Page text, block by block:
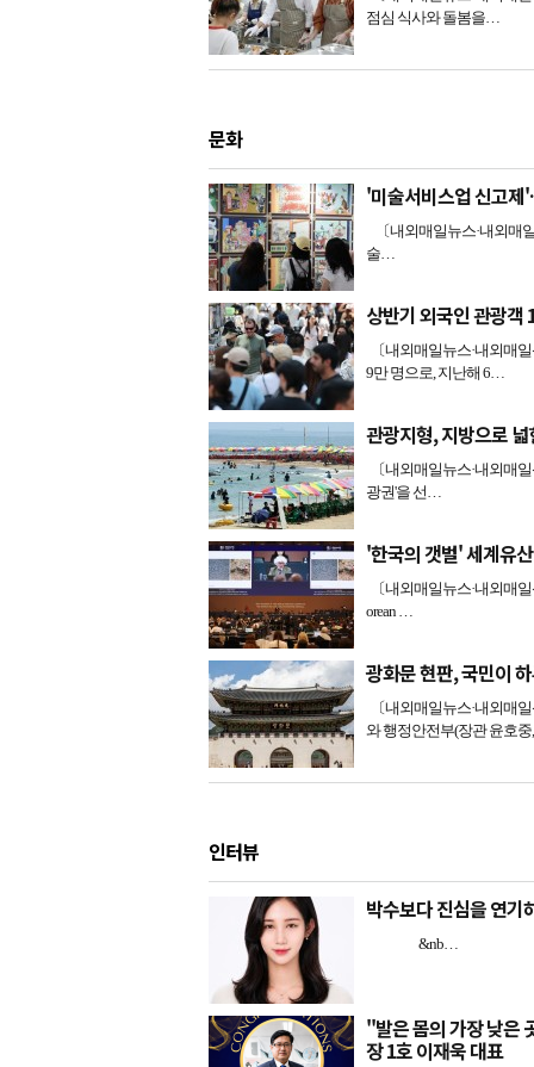
점심 식사와 돌봄을…
문화
'미술서비스업 신고제
〔내외매일뉴스·내외매
술…
상반기 외국인 관광
〔내외매일뉴스·내외매
9만 명으로, 지난해 6…
관광지형, 지방으로
〔내외매일뉴스·내외매
광권'을 선…
'한국의 갯벌' 세계유
〔내외매일뉴스·내외매
orean …
광화문 현판, 국민이
〔내외매일뉴스·내외매
와 행정안전부(장관 윤호
인터뷰
박수보다 진심을 연
&nb…
"발은 몸의 가장 낮은
장 1호 이재욱 대표